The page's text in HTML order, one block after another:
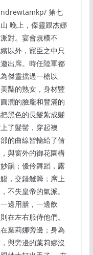
第七
晚上，傑靈跟杰娜
對。宴會規模不
以外，寵臣之中只
出席。時任陸軍都
傑靈擋過一槍以
豔的熟女，身材豐
潤的臉龐和豐滿的
黑色的長髮紮成髮
了髮髺，穿起襖
的曲線皆輸給了倩
與窗外的御花園構
韻；優伶舞蹈，露
，交錯觥籌；席上
不失皇帝的氣派。
邊用膳，一邊飲
在左右服侍他們。
葉莉娜旁邊；身為
與旁邊的葉莉娜沒